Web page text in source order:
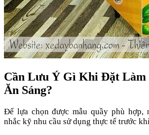
Cần Lưu Ý Gì Khi Đặt Làm
Ăn Sáng?
Để lựa chọn được mẫu quầy phù hợp,
nhắc kỹ nhu cầu sử dụng thực tế trước